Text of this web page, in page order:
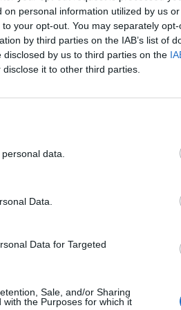
personal information utilized by us
your opt-out. You may separately
by third parties on the IAB’s list of
by us to third parties on the
it to other third parties.
data.
Data.
Data for Targeted
Sale, and/or Sharing
the Purposes for which it
Hippie Tie Dye
10,00 € 19, 99